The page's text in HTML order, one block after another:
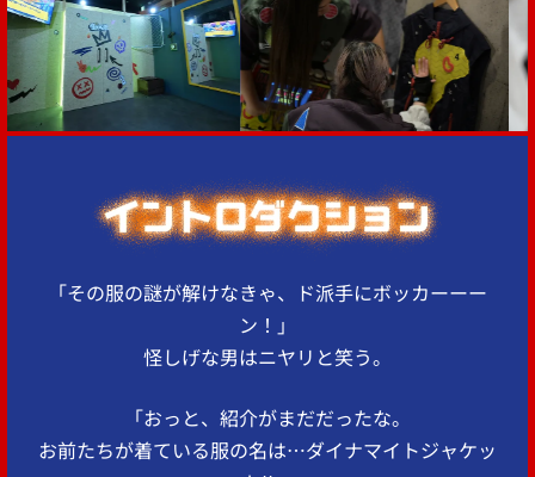
「その服の謎が解けなきゃ、ド派手にボッカーーー
ン！」
怪しげな男はニヤリと笑う。
「おっと、紹介がまだだったな。
お前たちが着ている服の名は…ダイナマイトジャケッ